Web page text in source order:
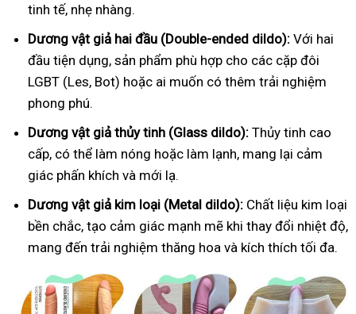
tinh tế, nhẹ nhàng.
Dương vật giả hai đầu (Double-ended dildo): Với hai
đầu tiện dụng, sản phẩm phù hợp cho các cặp đôi
LGBT (Les, Bot) hoặc ai muốn có thêm trải nghiệm
phong phú.
Dương vật giả thủy tinh (Glass dildo): Thủy tinh cao
cấp, có thể làm nóng hoặc làm lạnh, mang lại cảm
giác phấn khích và mới lạ.
Dương vật giả kim loại (Metal dildo): Chất liệu kim loại
bền chắc, tạo cảm giác mạnh mẽ khi thay đổi nhiệt độ,
mang đến trải nghiệm thăng hoa và kích thích tối đa.